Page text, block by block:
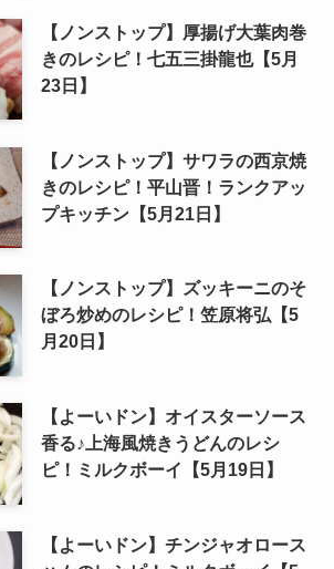
【ノンストップ】厚揚げ大葉肉巻
きのレシピ！七五三掛龍也【5月
23日】
【ノンストップ】サワラの西京焼
きのレシピ！平山晋！ランクアッ
プキッチン【5月21日】
【ノンストップ】ズッキーニのそ
ぼろ炒めのレシピ！笠原将弘【5
月20日】
【よーいドン】オイスターソース
香る♪上海風焼きうどんのレシ
ピ！ミルクボーイ【5月19日】
【よーいドン】チンジャオロース